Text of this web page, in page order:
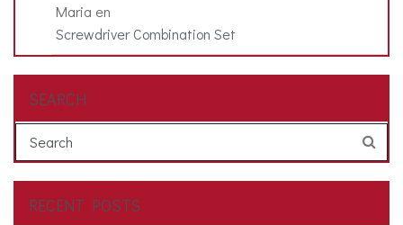
Maria en
Screwdriver Combination Set
SEARCH
RECENT POSTS